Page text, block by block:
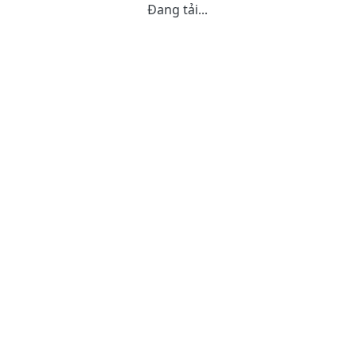
Đang tải...